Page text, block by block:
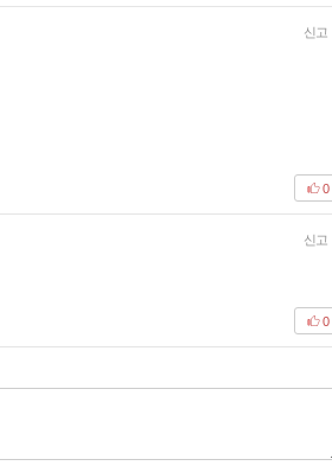
신고
0
신고
0